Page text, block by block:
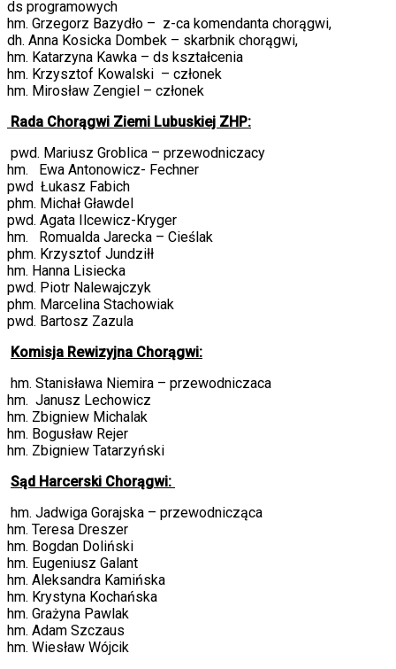
ds programowych
hm. Grzegorz Bazydło – z-ca komendanta chorągwi,
dh. Anna Kosicka Dombek – skarbnik chorągwi,
hm. Katarzyna Kawka – ds kształcenia
hm. Krzysztof Kowalski – członek
hm. Mirosław Zengiel – członek
Rada Chorągwi Ziemi Lubuskiej ZHP:
pwd. Mariusz Groblica – przewodniczacy
hm. Ewa Antonowicz- Fechner
pwd Łukasz Fabich
phm. Michał Gławdel
pwd. Agata Ilcewicz-Kryger
hm. Romualda Jarecka – Cieślak
phm. Krzysztof Jundziłł
hm. Hanna Lisiecka
pwd. Piotr Nalewajczyk
phm. Marcelina Stachowiak
pwd. Bartosz Zazula
Komisja Rewizyjna Chorągwi:
hm. Stanisława Niemira – przewodniczaca
hm. Janusz Lechowicz
hm. Zbigniew Michalak
hm. Bogusław Rejer
hm. Zbigniew Tatarzyński
Sąd Harcerski Chorągwi:
hm. Jadwiga Gorajska – przewodnicząca
hm. Teresa Dreszer
hm. Bogdan Doliński
hm. Eugeniusz Galant
hm. Aleksandra Kamińska
hm. Krystyna Kochańska
hm. Grażyna Pawlak
hm. Adam Szczaus
hm. Wiesław Wójcik